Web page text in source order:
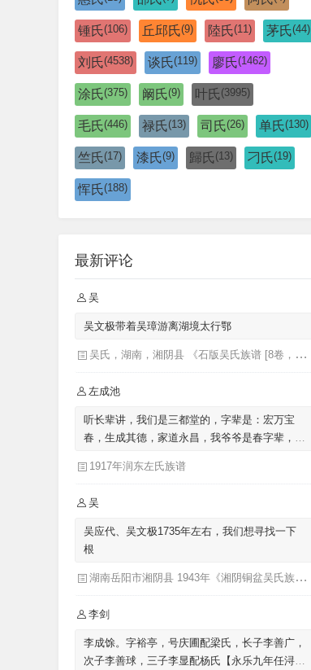
锺氏(106) 丘邱氏(9) 陸氏(11) 茅氏(44)
刘氏(4538) 谈氏(119) 廖氏(1462)
涂氏(375) 阚氏(9) 叶氏 (3995)
毛氏(446) 禄氏(13) 司氏(26) 单氏(130)
竺氏(17) 漆氏(9) 歸氏 (13) 刁氏(19)
恽氏(188)
最新评论
吴
吴文极带着吴璋游离湖境太行鄂
吴氏，湖南，湘阴县 《石版吴氏族谱 [8卷，首1卷](别名：吴氏族谱)》
左成池
听长辈讲，我们是三都堂的，字辈是：宏万宝
春，生成其德，家道永昌，我爷爷是春字辈，我
圩，迁至泗阳里仁
1917年润东左氏族谱
吴
吴应代、吴文极1735年左右，我们想寻找一下
根
湖南岳阳市湘阴县 1943年《湘阴铜盆吴氏族谱三十卷首二卷湖南省岳阳市湘阴县》发祥堂|吴楚椿（主修）
李剑
李成馀。字裕亭，号庆圃配梁氏，长子李善广，
次子李善球，三子李显配杨氏【永乐九年任浔州